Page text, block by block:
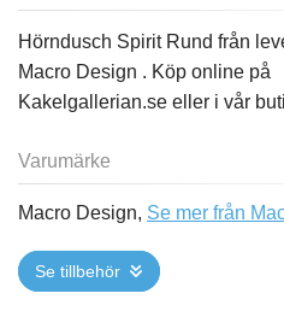
Hörndusch Spirit Rund från
Macro Design . Köp online på
Kakelgallerian.se eller i vår
Varumärke
Macro Design, Se mer från
Se tillbehör